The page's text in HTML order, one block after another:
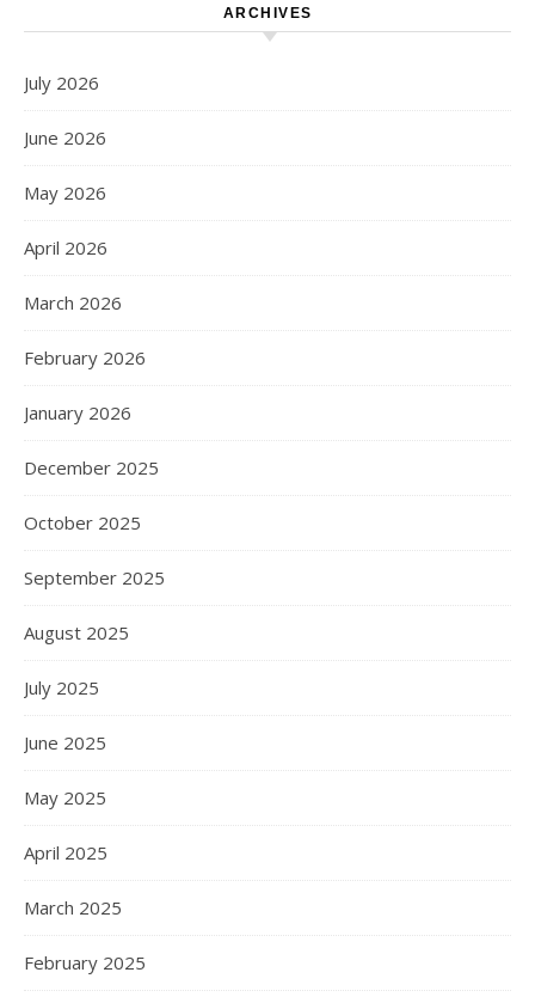
ARCHIVES
July 2026
June 2026
May 2026
April 2026
March 2026
February 2026
January 2026
December 2025
October 2025
September 2025
August 2025
July 2025
June 2025
May 2025
April 2025
March 2025
February 2025